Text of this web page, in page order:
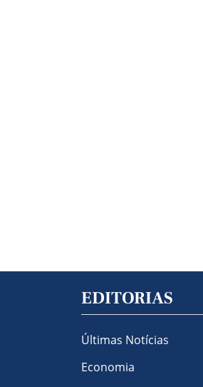
EDITORIAS
Últimas Notícias
Economia